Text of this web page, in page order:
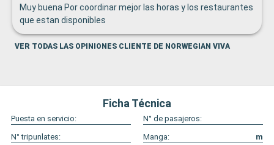
Muy buena Por coordinar mejor las horas y los restaurantes
que estan disponibles
VER TODAS LAS OPINIONES CLIENTE DE NORWEGIAN VIVA
Ficha Técnica
Puesta en servicio:
N° de pasajeros:
N° tripunlates:
Manga:
m